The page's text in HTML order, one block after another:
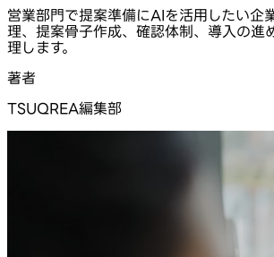
営業部門で提案準備にAIを活用したい企
理、提案骨子作成、確認体制、導入の進
理します。
著者
TSUQREA編集部